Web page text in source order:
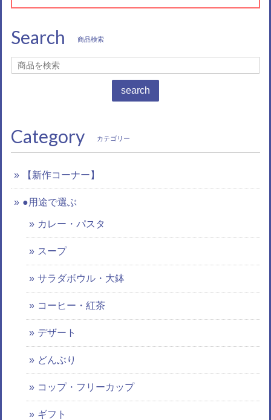
Search 商品検索
search
Category カテゴリー
【新作コーナー】
●用途で選ぶ
カレー・パスタ
スープ
サラダボウル・大鉢
コーヒー・紅茶
デザート
どんぶり
コップ・フリーカップ
ギフト